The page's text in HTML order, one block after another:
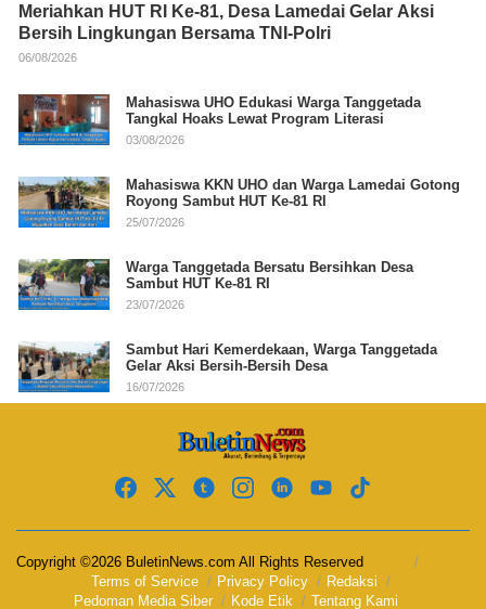
Meriahkan HUT RI Ke-81, Desa Lamedai Gelar Aksi
Bersih Lingkungan Bersama TNI-Polri
06/08/2026
Mahasiswa UHO Edukasi Warga Tanggetada
Tangkal Hoaks Lewat Program Literasi
03/08/2026
Mahasiswa KKN UHO dan Warga Lamedai Gotong
Royong Sambut HUT Ke-81 RI
25/07/2026
Warga Tanggetada Bersatu Bersihkan Desa
Sambut HUT Ke-81 RI
23/07/2026
Sambut Hari Kemerdekaan, Warga Tanggetada
Gelar Aksi Bersih-Bersih Desa
16/07/2026
Copyright ©2026 BuletinNews.com All Rights Reserved
Terms of Service
Privacy Policy
Redaksi
Pedoman Media Siber
Kode Etik Tentang Kami